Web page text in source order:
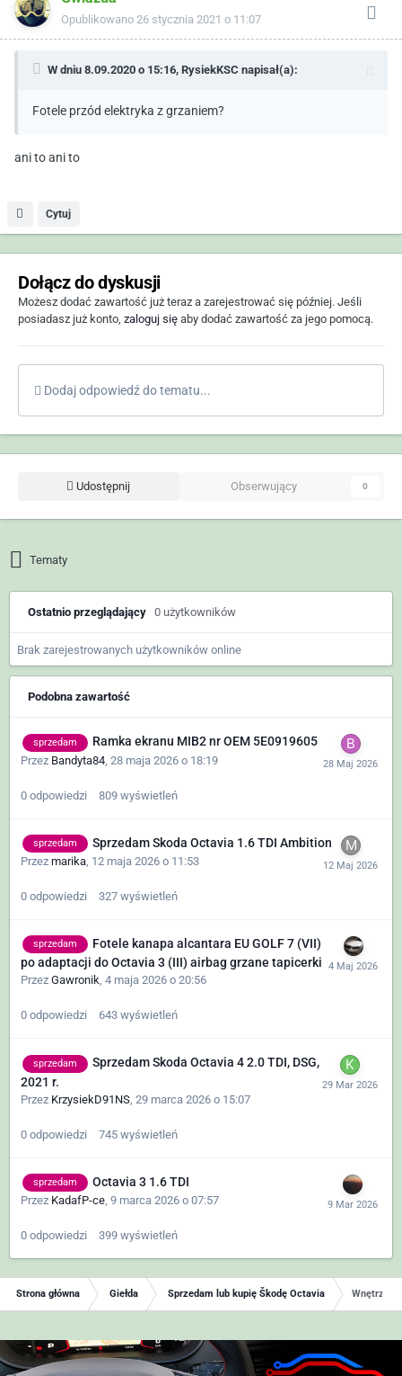
Opublikowano 26 stycznia 2021 o 11:07
W dniu 8.09.2020 o 15:16, RysiekKSC napisał(a):
Fotele przód elektryka z grzaniem?
ani to ani to
Cytuj
Dołącz do dyskusji
Możesz dodać zawartość już teraz a zarejestrować się później. Jeśli
posiadasz już konto, zaloguj się aby dodać zawartość za jego pomocą.
Dodaj odpowiedź do tematu...
Udostępnij Obserwujący 0
Tematy
Ostatnio przeglądający 0 użytkowników
Brak zarejestrowanych użytkowników online
Podobna zawartość
sprzedam Ramka ekranu MIB2 nr OEM 5E0919605
Przez Bandyta84 28 maja 2026 o 18:19
0 odpowiedzi 809 wyświetleń
sprzedam Sprzedam Skoda Octavia 1.6 TDI Ambition
Przez marika, 12 maja 2026 o 11:53
0 odpowiedzi 327 wyświetleń
sprzedam
Fotele kanapa alcantara EU GOLF 7 (VII)
po adaptacji do Octavia 3 (III) airbag grzane tapicerki
Przez Gawronik, 4 maja 2026 o 20:56
0 odpowiedzi 643 wyświetleń
sprzedam
Sprzedam Skoda Octavia 4 2.0 TDI, DSG,
2021 r.
Przez KrzysiekD91NS 29 marca 2026 o 15:07
0 odpowiedzi 745 wyświetleń
sprzedam Octavia 3 1.6 TDI
Przez KadafP-ce, 9 marca 2026 o 07:57
0 odpowiedzi 399 wyświetleń
Strona główna Giełda Sprzedam lub kupię Škodę Octavia Wnętrze